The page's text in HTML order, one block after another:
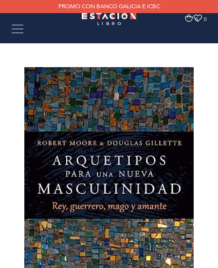
PROMO CON BANCO GALICIA E ICBC
0 0